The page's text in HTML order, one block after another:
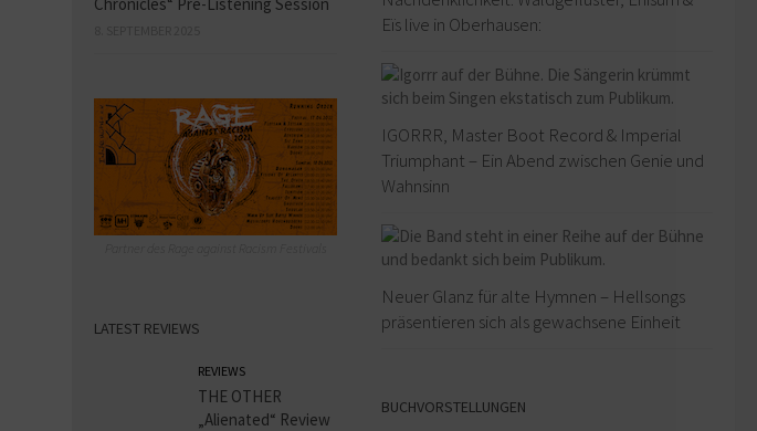
Eïs live in Oberhausen:
IGORRR, Master Boot Record & Imperial
Triumphant – Ein Abend zwischen Genie und
Wahnsinn
Neuer Glanz für alte Hymnen – Hellsongs
präsentieren sich als gewachsene Einheit
BUCHVORSTELLUNGEN
LATEST REVIEWS
REVIEWS
THE OTHER
„Alienated“ Review